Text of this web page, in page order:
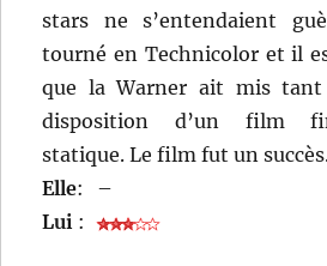
stars ne s’entendaient
tourné en Technicolor et il
que la Warner ait mis
disposition d’un film
statique. Le film fut un
Elle:
–
Lui :